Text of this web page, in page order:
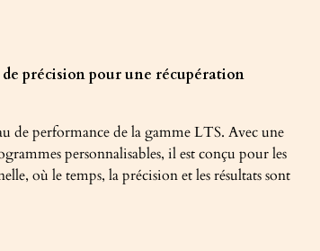
précision pour une récupération
de performance de la gamme LTS. Avec une
personnalisables, il est conçu pour les
où le temps, la précision et les résultats sont